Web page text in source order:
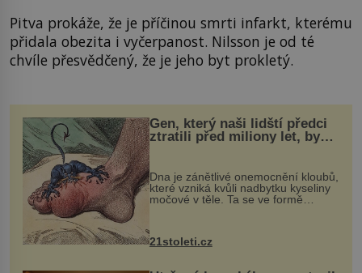
Pitva prokáže, že je příčinou smrti infarkt, kterému
přidala obezita i vyčerpanost. Nilsson je od té
chvíle přesvědčený, že je jeho byt prokletý.
Gen, který naši lidští předci
ztratili před miliony let, by
mohl pomoci s léčbou
„nemoci králů“
Dna je zánětlivé onemocnění kloubů,
které vzniká kvůli nadbytku kyseliny
močové v těle. Ta se ve formě
nohou, a způsobuje bole...
21stoleti.cz